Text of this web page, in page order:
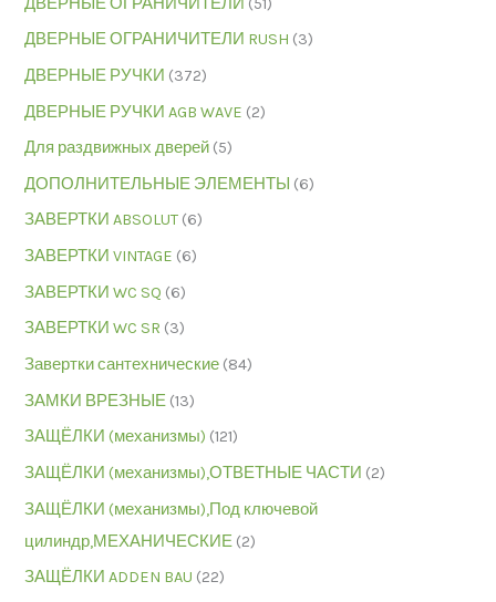
ДВЕРНЫЕ ОГРАНИЧИТЕЛИ RUSH (3)
ДВЕРНЫЕ РУЧКИ (372)
ДВЕРНЫЕ РУЧКИ AGB WAVE (2)
Для раздвижных дверей (5)
ДОПОЛНИТЕЛЬНЫЕ ЭЛЕМЕНТЫ (6)
ЗАВЕРТКИ ABSOLUT (6)
ЗАВЕРТКИ VINTAGE (6)
ЗАВЕРТКИ WC SQ (6)
ЗАВЕРТКИ WC SR (3)
Завертки сантехнические (84)
ЗАМКИ ВРЕЗНЫЕ (13)
ЗАЩЁЛКИ (механизмы) (121)
ЗАЩЁЛКИ (механизмы),ОТВЕТНЫЕ ЧАСТИ (2)
ЗАЩЁЛКИ (механизмы),Под ключевой
цилиндр,МЕХАНИЧЕСКИЕ (2)
ЗАЩЁЛКИ ADDEN BAU (22)